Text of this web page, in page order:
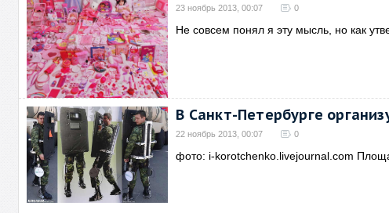
23 ноябрь 2013, 00:07 0
Не совсем понял я эту мысль, но как
В Санкт-Петербурге
22 ноябрь 2013, 00:07 0
фото: i-korotchenko.livejournal.com